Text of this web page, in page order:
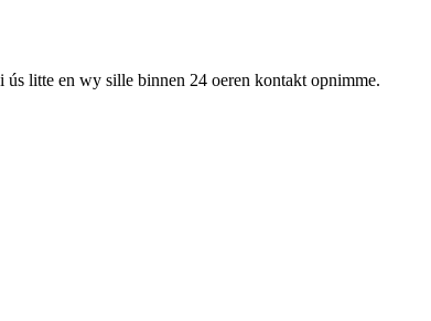
litte en wy sille binnen 24 oeren kontakt opnimme.